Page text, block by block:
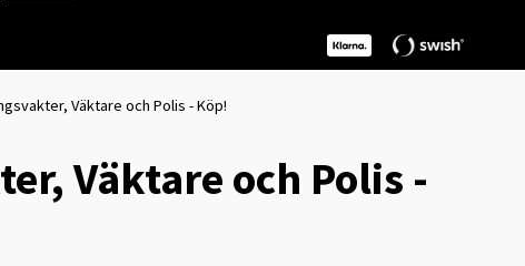
Väktare och Polis - Köp!
Väktare och Polis -